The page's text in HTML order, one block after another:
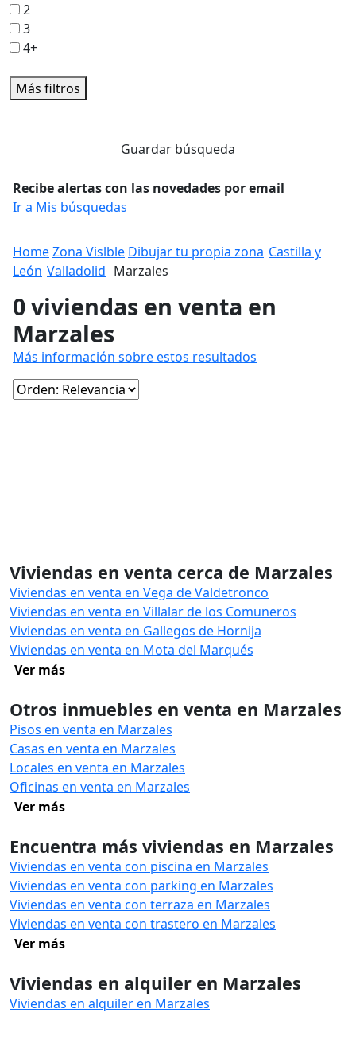
2
3
4+
Más filtros
Guardar búsqueda
Recibe alertas con las novedades por email
Ir a Mis búsquedas
HomeZona Vislble Dibujar tu propia zona Castilla y
León Valladolid Marzales
0 viviendas en venta en
Marzales
Más información sobre estos resultados
Viviendas en venta cerca de Marzales
Viviendas en venta en Vega de Valdetronco
Viviendas en venta en Villalar de los Comuneros
Viviendas en venta en Gallegos de Hornija
Viviendas en venta en Mota del Marqués
Ver más
Otros inmuebles en venta en Marzales
Pisos en venta en Marzales
Casas en venta en Marzales
Locales en venta en Marzales
Oficinas en venta en Marzales
Ver más
Encuentra más viviendas en Marzales
Viviendas en venta con piscina en Marzales
Viviendas en venta con parking en Marzales
Viviendas en venta con terraza en Marzales
Viviendas en venta con trastero en Marzales
Ver más
Viviendas en alquiler en Marzales
Viviendas en alquiler en Marzales